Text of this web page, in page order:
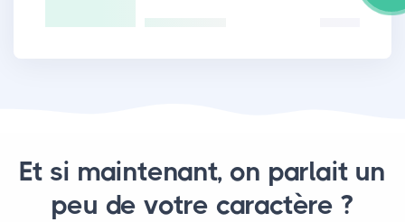
Et si maintenant, on parlait un
peu de votre caractère ?